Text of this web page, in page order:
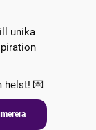
unika
helst! 💌